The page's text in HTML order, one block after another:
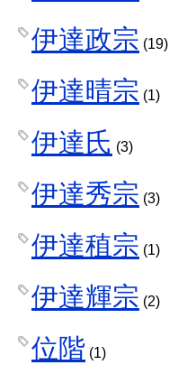
伊達政宗 (19)
伊達晴宗 (1)
伊達氏 (3)
伊達秀宗 (3)
伊達稙宗 (1)
伊達輝宗 (2)
位階 (1)